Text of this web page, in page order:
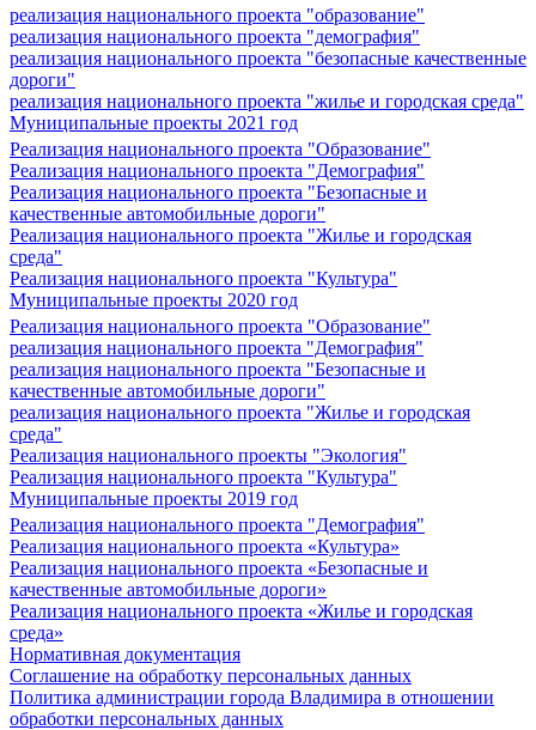
реализация национального проекта "образование"
реализация национального проекта "демография"
реализация национального проекта "безопасные качественные
дороги"
реализация национального проекта "жилье и городская среда"
Муниципальные проекты 2021 год
Реализация национального проекта "Образование"
Реализация национального проекта "Демография"
Реализация национального проекта "Безопасные и
качественные автомобильные дороги"
Реализация национального проекта "Жилье и городская
среда"
Реализация национального проекта "Культура"
Муниципальные проекты 2020 год
Реализация национального проекта "Образование"
реализация национального проекта "Демография"
реализация национального проекта "Безопасные и
качественные автомобильные дороги"
реализация национального проекта "Жилье и городская
среда"
Реализация национального проекты "Экология"
Реализация национального проекта "Культура"
Муниципальные проекты 2019 год
Реализация национального проекта "Демография"
Реализация национального проекта «Культура»
Реализация национального проекта «Безопасные и
качественные автомобильные дороги»
Реализация национального проекта «Жилье и городская
среда»
Нормативная документация
Соглашение на обработку персональных данных
Политика администрации города Владимира в отношении
обработки персональных данных